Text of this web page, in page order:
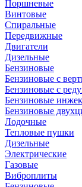
Поршневые
Винтовые
Спиральные
Передвижные
Двигатели
Дизельные
Бензиновые
Бензиновые с
Бензиновые с
Бензиновые
Бензиновые
Лодочные
Тепловые пушки
Дизельные
Электрические
Газовые
Виброплиты